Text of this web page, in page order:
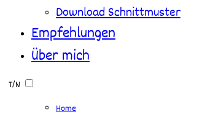
Download Schnittmuster
Empfehlungen
Über mich
T/N
Home